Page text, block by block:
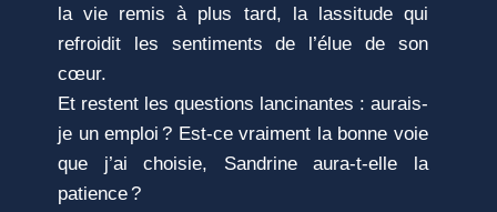
la vie remis à plus tard, la lassitude qui
refroidit les sentiments de l’élue de son
cœur.
Et restent les questions lancinantes : aurais-
je un emploi ? Est-ce vraiment la bonne voie
que j’ai choisie, Sandrine aura-t-elle la
patience ?